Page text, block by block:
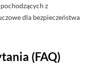
z
dla bezpieczeństwa
(FAQ)